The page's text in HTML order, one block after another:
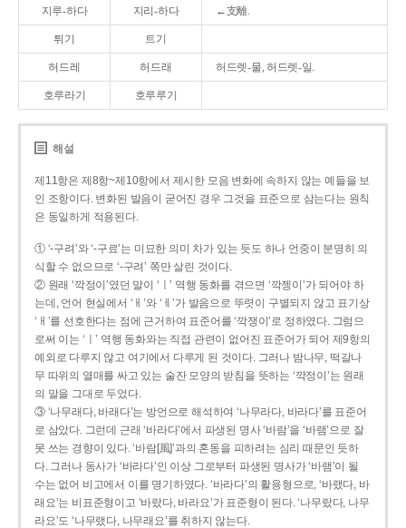
지루-하다 지리-하다 ←支離.
튀기 트기
허드레 허드래 허드렛-물, 허드렛-일.
호루라기 호루루기
해설
제11항은 제8항~제10항에서 제시한 모음 변화에 속하지 않는 예들을 보
인 조항이다. 변화된 발음이 굳어진 경우 그것을 표준으로 삼는다는 원칙
은 동일하게 적용된다.
① ‘-구려’와 ‘-구료’는 미묘한 의미 차가 있는 듯도 하나 언중이 분명히 의
식할 수 없으므로 ‘-구려’ 쪽만 살린 것이다.
② 원래 ‘깍정이’였던 말이 ‘ㅣ’ 역행 동화를 겪으면 ‘깍젱이’가 되어야 하
는데, 언어 현실에서 ‘ㅐ’와 ‘ㅔ’가 발음으로 뚜렷이 구별되지 않고 표기상
‘ㅐ’를 선호한다는 점에 근거하여 표준어를 ‘깍쟁이’로 정하였다. 그럼으
로써 이는 ‘ㅣ’ 역행 동화와는 직접 관련이 없어진 표준어가 되어 제9항의
예외로 다루지 않고 여기에서 다루게 된 것이다. 그러나 밤나무, 떡갈나
무 따위의 열매를 싸고 있는 술잔 모양의 받침을 뜻하는 ‘깍정이’는 원래
의 말을 그대로 두었다.
③ ‘나무래다, 바래다’는 방언으로 해석하여 ‘나무라다, 바라다’를 표준어
로 삼았다. 그런데 근래 ‘바라다’에서 파생된 명사 ‘바람’을 ‘바램’으로 잘
못 쓰는 경향이 있다. ‘바람[風]’과의 혼동을 피하려는 심리 때문인 듯하
다. 그러나 동사가 ‘바라다’인 이상 그로부터 파생된 명사가 ‘바램’이 될
수는 없어 비고에서 이를 명기하였다. ‘바라다’의 활용형으로, ‘바랬다, 바
래요’는 비표준형이고 ‘바랐다, 바라요’가 표준형이 된다. ‘나무랐다, 나무
라요’도 ‘나무랬다, 나무래요’를 취하지 않는다.